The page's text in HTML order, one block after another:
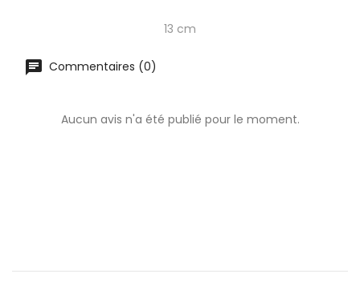
13 cm
Commentaires (0)
Aucun avis n'a été publié pour le moment.